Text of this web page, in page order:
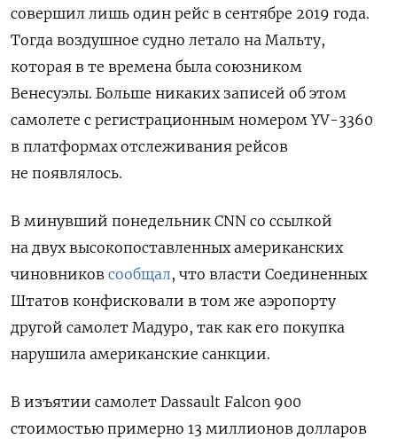
совершил лишь один рейс в сентябре 2019 года.
Тогда воздушное судно летало на Мальту,
которая в те времена была союзником
Венесуэлы. Больше никаких записей об этом
самолете с регистрационным номером YV-3360
в платформах отслеживания рейсов
не появлялось.
В минувший понедельник CNN со ссылкой
на двух высокопоставленных американских
чиновников сообщал, что власти Соединенных
Штатов конфисковали в том же аэропорту
другой самолет Мадуро, так как его покупка
нарушила американские санкции.
В изъятии самолет Dassault Falcon 900
стоимостью примерно 13 миллионов долларов